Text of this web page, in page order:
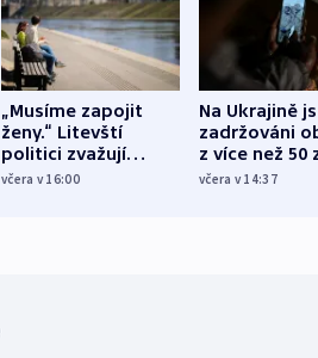
„Musíme zapojit
ženy.“ Litevští
politici zvažují
dohodu o
včera v 16:00
Na Ukrajině
zadržováni
z více než 50
Bojovali na
včera v 14:37